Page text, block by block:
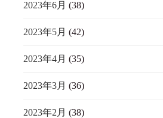
2023年6月 (38)
2023年5月 (42)
2023年4月 (35)
2023年3月 (36)
2023年2月 (38)